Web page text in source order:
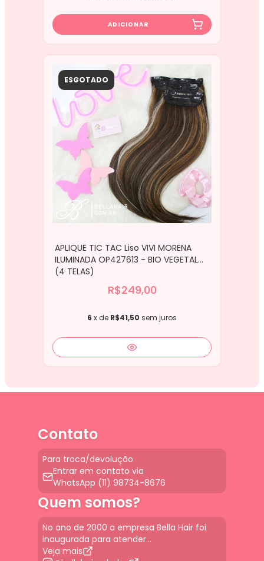
ESGOTADO
APLIQUE TIC TAC Liso VIVI MORENA
ILUMINADA OP427613 - BIO VEGETAL
(4 TELAS)
R$249,00
6 x de R$41,50 sem juros
Contato
Para troca/devolução
Entrar em contato via
WhatsApp (11) 98734-8676
Quem somos?
No ano de 2000 a empresa Bella Hair foi
inaugurada para atender...
Veja mais